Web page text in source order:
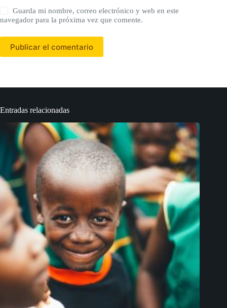
Guarda mi nombre, correo electrónico y web en este
navegador para la próxima vez que comente.
Publicar el comentario
Entradas relacionadas